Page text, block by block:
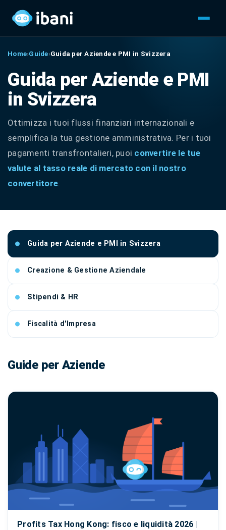
Home›Guide›Guida per Aziende e PMI in Svizzera
Guida per Aziende e PMI
in Svizzera
Ottimizza i tuoi flussi finanziari internazionali e
semplifica la tua gestione amministrativa. Per i tuoi
pagamenti transfrontalieri, puoi convertire le tue
valute al tasso reale di mercato con il nostro
convertitore.
Guida per Aziende e PMI in Svizzera
Creazione & Gestione Aziendale
Stipendi & HR
Fiscalità d'Impresa
Guide per Aziende
Profits Tax Hong Kong: fisco e liquidità 2026 |